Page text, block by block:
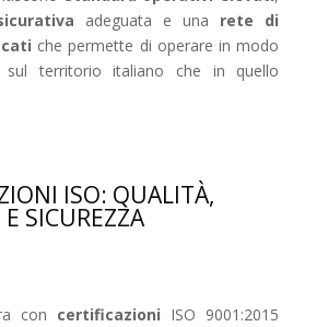
adeguata e una rete di
che permette di operare in modo
sul territorio italiano che in quello
ISO: QUALITÀ,
SICUREZZA
con certificazioni ISO 9001:2015